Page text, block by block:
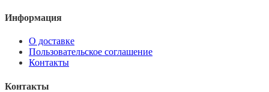
Информация
О доставке
Пользовательское соглашение
Контакты
Контакты